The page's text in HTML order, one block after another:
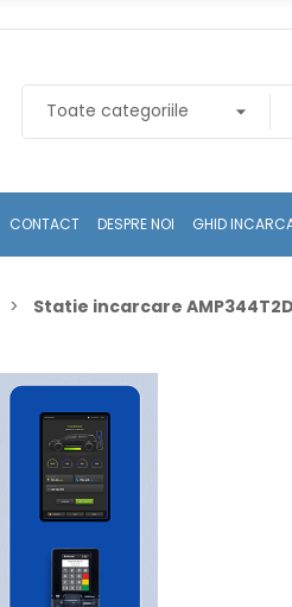
CONTACT DESPRE NOI GHID
Statie incarcare